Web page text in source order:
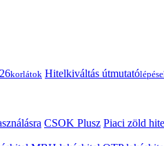
korlátok Hitelkiváltás útmutató
CSOK Plusz Piaci zöld